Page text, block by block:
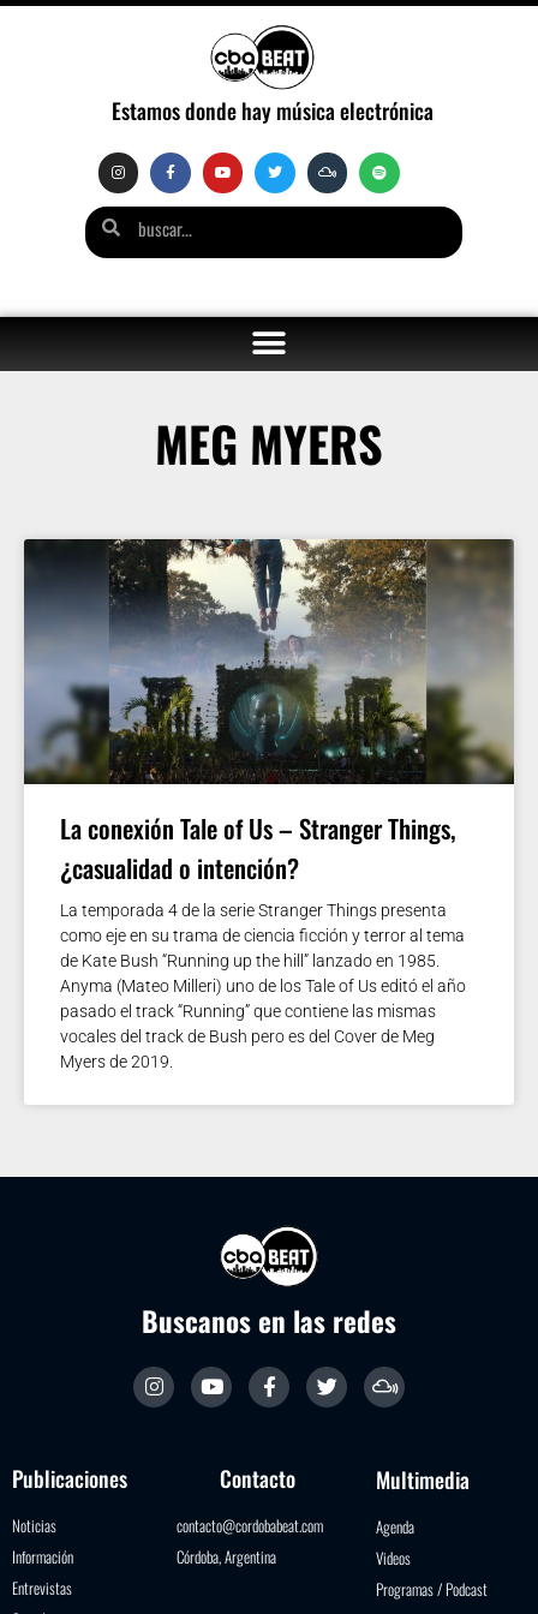
Estamos donde hay música electrónica
MEG MYERS
La conexión Tale of Us – Stranger Things,
¿casualidad o intención?
La temporada 4 de la serie Stranger Things presenta
como eje en su trama de ciencia ficción y terror al tema
de Kate Bush “Running up the hill” lanzado en 1985.
Anyma (Mateo Milleri) uno de los Tale of Us editó el año
pasado el track “Running” que contiene las mismas
vocales del track de Bush pero es del Cover de Meg
Myers de 2019.
Buscanos en las redes
Publicaciones
Noticias
Información
Entrevistas
Contacto
contacto@cordobabeat.com
Córdoba, Argentina
Multimedia
Agenda
Videos
Programas / Podcast